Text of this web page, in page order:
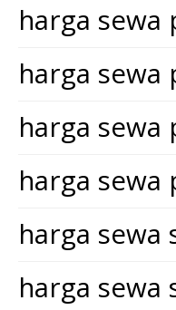
harga
harga sewa
harga
harga sewa
harga sewa
harga